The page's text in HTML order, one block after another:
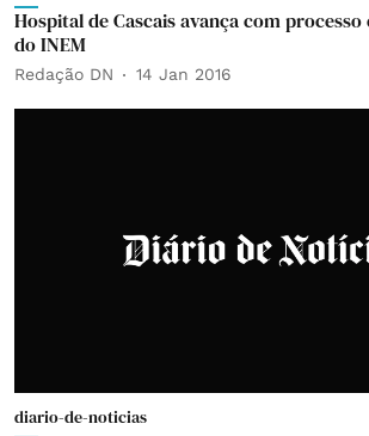
Hospital de Cascais avança com
do INEM
Redação DN 14 Jan 2016
diario-de-noticias